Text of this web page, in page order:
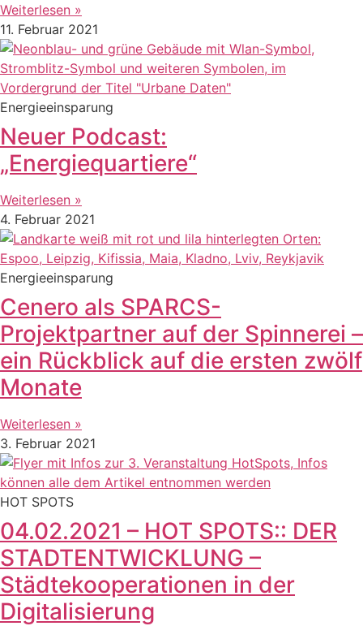
Weiterlesen »
11. Februar 2021
Energieeinsparung
Neuer Podcast:
„Energiequartiere“
Weiterlesen »
4. Februar 2021
Energieeinsparung
Cenero als SPARCS-
Projektpartner auf der Spinnerei –
ein Rückblick auf die ersten zwölf
Monate
Weiterlesen »
3. Februar 2021
HOT SPOTS
04.02.2021 – HOT SPOTS:: DER
STADTENTWICKLUNG –
Städtekooperationen in der
Digitalisierung